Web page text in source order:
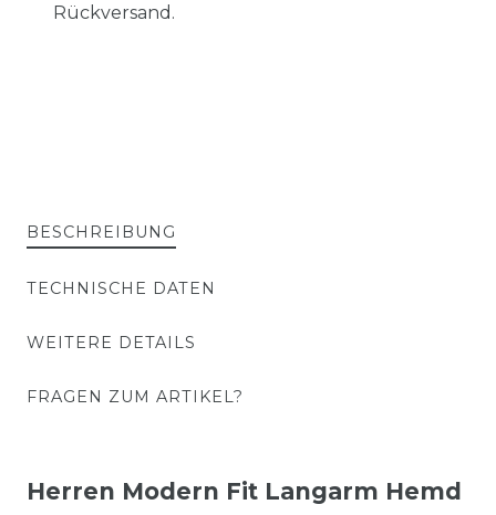
Rückversand.
BESCHREIBUNG
TECHNISCHE DATEN
WEITERE DETAILS
FRAGEN ZUM ARTIKEL?
Herren Modern Fit Langarm Hemd